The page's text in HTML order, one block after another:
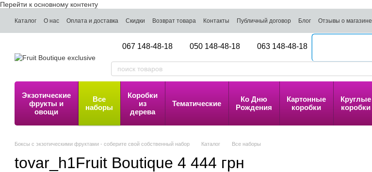
Перейти к основному контенту
Каталог О нас Оплата и доставка Скидки Возврат товара Контакты Публичный договор Блог Отзывы о магазине
067 148-48-18 050 148-48-18 063 148-48-18
Экзотические
фрукты и
овощи
Все
наборы
Коробки
из
дерева
Тематические
Ко Дню
Рождения
Картонные
коробки
Круглые
коробки
Боксы с экзотическими фруктами - соберите свой собственный набор Каталог Все наборы
tovar_h1Fruit Boutique 4 444 грн